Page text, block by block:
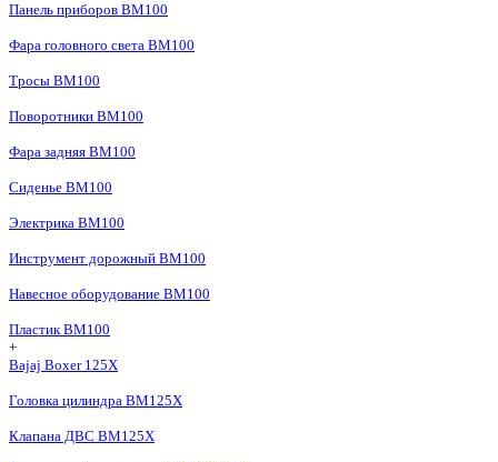
Панель приборов BM100
Фара головного света BM100
Тросы BM100
Поворотники BM100
Фара задняя BM100
Сиденье BM100
Электрика BM100
Инструмент дорожный BM100
Навесное оборудование BM100
Пластик BM100
+
Bajaj Boxer 125X
Головка цилиндра BM125X
Клапана ДВС BM125X